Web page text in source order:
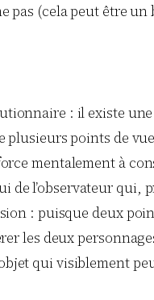
pas (cela peut être
: il existe
plusieurs points de
mentalement à
l’observateur
: puisque deux
les deux
qui visiblement